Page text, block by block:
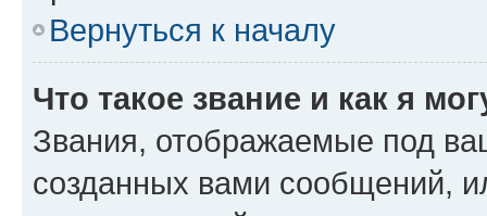
Вернуться к началу
Что такое звание и как я
Звания, отображаемые под
созданных вами сообщений,